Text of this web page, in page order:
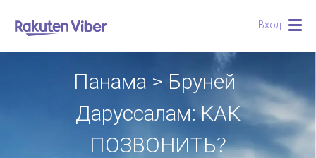
Вход
Панама > Бруней-
Даруссалам: КАК
ПОЗВОНИТЬ?